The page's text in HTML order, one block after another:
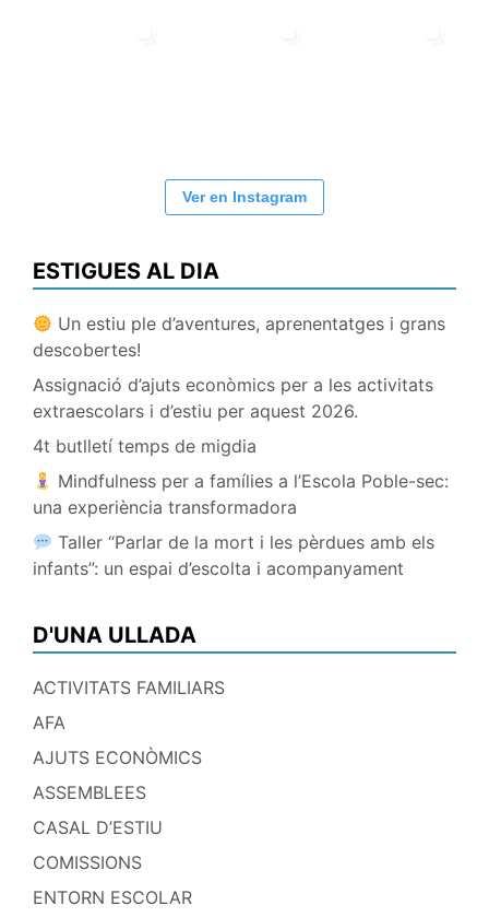
Ver en Instagram
ESTIGUES AL DIA
Un estiu ple d’aventures, aprenentatges i grans
descobertes!
Assignació d’ajuts econòmics per a les activitats
extraescolars i d’estiu per aquest 2026.
4t butlletí temps de migdia
Mindfulness per a famílies a l’Escola Poble-sec:
una experiència transformadora
Taller “Parlar de la mort i les pèrdues amb els
infants”: un espai d’escolta i acompanyament
D'UNA ULLADA
ACTIVITATS FAMILIARS
AFA
AJUTS ECONÒMICS
ASSEMBLEES
CASAL D’ESTIU
COMISSIONS
ENTORN ESCOLAR